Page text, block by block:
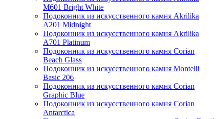
M601 Bright White
Подоконник из искусственного камня Akrilika
A201 Midnight
Подоконник из искусственного камня Akrilika
A701 Platinum
Подоконник из искусственного камня Corian
Beach Glass
Подоконник из искусственного камня Montelli
Basic 206
Подоконник из искусственного камня Corian
Graphic Blue
Подоконник из искусственного камня Corian
Antarctica